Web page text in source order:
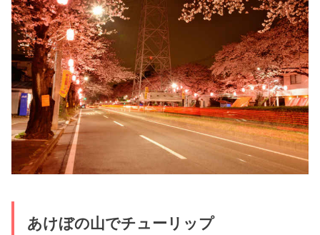
あけぼの山でチューリップ